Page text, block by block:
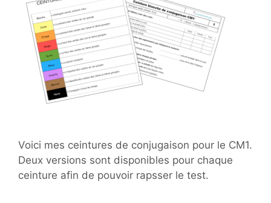
Voici mes ceintures de conjugaison pour le CM1.
Deux versions sont disponibles pour chaque
ceinture afin de pouvoir rapsser le test.